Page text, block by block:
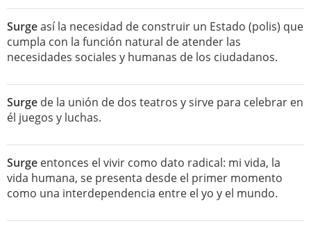
Surgeasí la necesidad de construir un Estado (polis) que
cumpla con la función natural de atender las
necesidades sociales y humanas de los ciudadanos.
Surge de la unión de dos teatros y sirve para celebrar en
él juegos y luchas.
Surge entonces el vivir como dato radical: mi vida, la
vida humana, se presenta desde el primer momento
como una interdependencia entre el yo y el mundo.